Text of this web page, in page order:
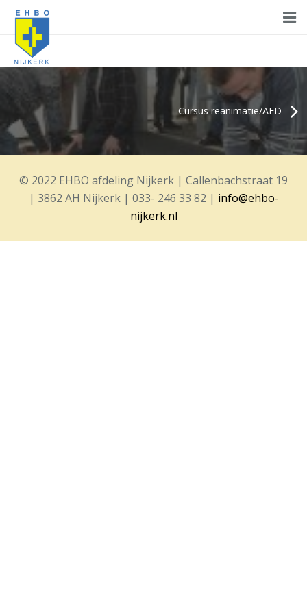
Home
Cursussen
Ondersteuning
Burgerhulp
Agenda
Contact
Cursus reanimatie/AED
© 2022 EHBO afdeling Nijkerk | Callenbachstraat 19
| 3862 AH Nijkerk | 033- 246 33 82 | info@ehbo-
nijkerk.nl